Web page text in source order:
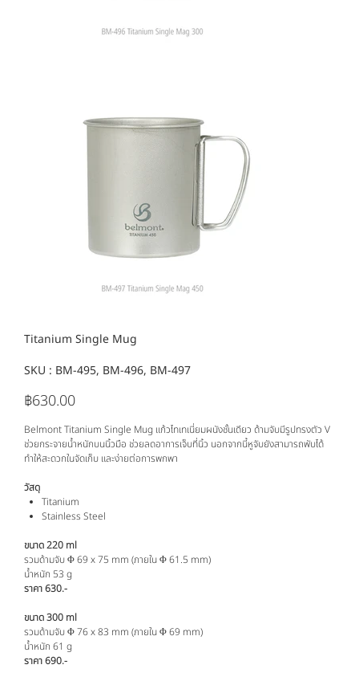
Titanium Single Mug
SKU : SKU
BM-
496,
BM-495, BM-496, BM-497
ราคา
฿630.00
Belmont Titanium Single Mug แก้วไทเทเนี่ยมผนังชั้นเดียว ด้ามจับมีรูปทรงตัว V
ช่วยกระจายน้ำหนักบนนิ้วมือ ช่วยลดอาการเจ็บที่นิ้ว นอกจากนี้หูจับยังสามารถพับได้
ทำให้สะดวกในจัดเก็บ และง่ายต่อการพกพา
วัสดุ
Titanium
Stainless Steel
ขนาด 220 ml
รวมด้ามจับ Φ 69 x 75 mm (ภายใน Φ 61.5 mm)
น้ำหนัก 53 g
ราคา 630.-
ขนาด 300 ml
รวมด้ามจับ Φ 76 x 83 mm (ภายใน Φ 69 mm)
น้ำหนัก 61 g
ราคา 690.-